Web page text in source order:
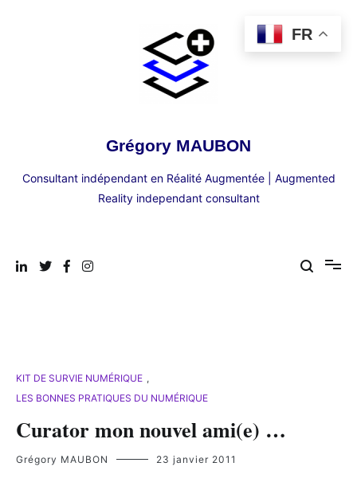
Grégory MAUBON
Consultant indépendant en Réalité Augmentée | Augmented
Reality independant consultant
KIT DE SURVIE NUMÉRIQUE ,
LES BONNES PRATIQUES DU NUMÉRIQUE
Curator mon nouvel ami(e) …
Grégory MAUBON 23 janvier 2011
FR